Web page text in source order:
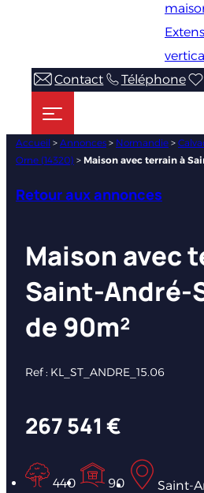
Contact Téléphone
Accueil > Annonces > Normandie >
Orne (14320) > Maison avec terrain à
Retour aux annonces
Maison avec
Saint-André-
de 90m²
Ref : KL_ST_ANDRE_15.06
267 541 €
440
90
Saint-